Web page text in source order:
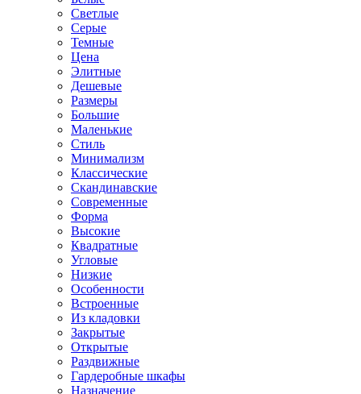
Светлые
Серые
Темные
Цена
Элитные
Дешевые
Размеры
Большие
Маленькие
Стиль
Минимализм
Классические
Скандинавские
Современные
Форма
Высокие
Квадратные
Угловые
Низкие
Особенности
Встроенные
Из кладовки
Закрытые
Открытые
Раздвижные
Гардеробные шкафы
Назначение